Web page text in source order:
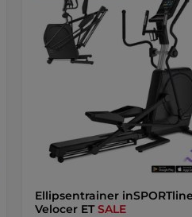
Ellipsentrainer inSPORTline
Velocer ETSALE